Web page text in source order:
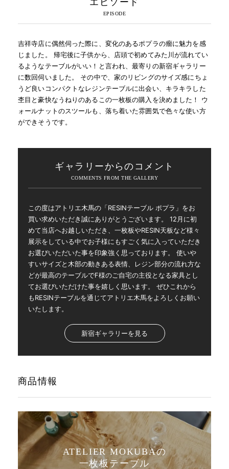
吉祥寺店に偶然伺った際に、変化のあるポプラの瘤に魅力を感
じました。 帰宅後に子供から、店頭で初めてみた川が流れてい
るようなテーブルがいい！と言われ、最寄りの新宿ギャラリー
に数回伺いました。 その中で、家のリビングのサイズ感にちょ
うど良いコンパクトなレジンテーブルに出会い、キラキラした
杢目と豪快なうねりのあるこの一枚板の購入を決めました！ ウ
ォールナットのスツールも、落ち着いた雰囲気で色々な使い方
ができそうです。
ギャラリーからのコメント
この度はアトリエ木馬の「RESINテーブル ポプラ」をお
買い求めいただき誠にありがとうございます。 12月に初
めて当店へお越しいただき、一枚板やRESIN天板など様々
展示をしている中でお子様にもすごく気に入っていただき
お選びいただいた事を印象強く思っております。 使いや
すいサイズと木部の動きある表情、レジン部分の流れ方な
どが最高のテーブルでF様のご自宅の主役となる家具とし
てお選びいただけた事を嬉しく思います。 ぜひこれから
もRESINテーブルを通じてアトリエ木馬をよろしくお願い
いたします。
新宿ギャラリーを見る
商品情報
ATELIER MOKUBAの
一枚板テーブル